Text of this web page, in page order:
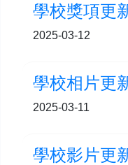
2025-03-12
2025-03-11